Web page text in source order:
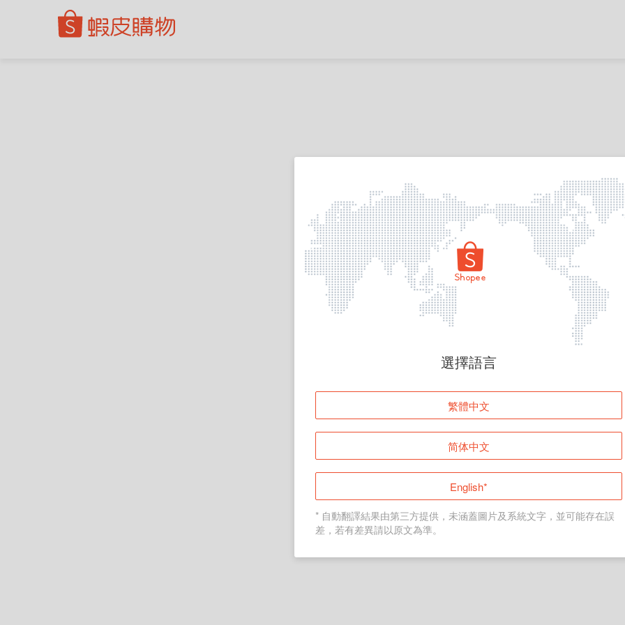
頁面無法顯示
登入
返回首頁
選擇語言
繁體中文
简体中文
English*
* 自動翻譯結果由第三方提供，未涵蓋圖片及系統文字，並可能存在誤
差，若有差異請以原文為準。